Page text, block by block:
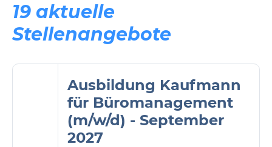
19 aktuelle
Stellenangebote
Ausbildung Kaufmann
für Büromanagement
(m/w/d) - September
2027